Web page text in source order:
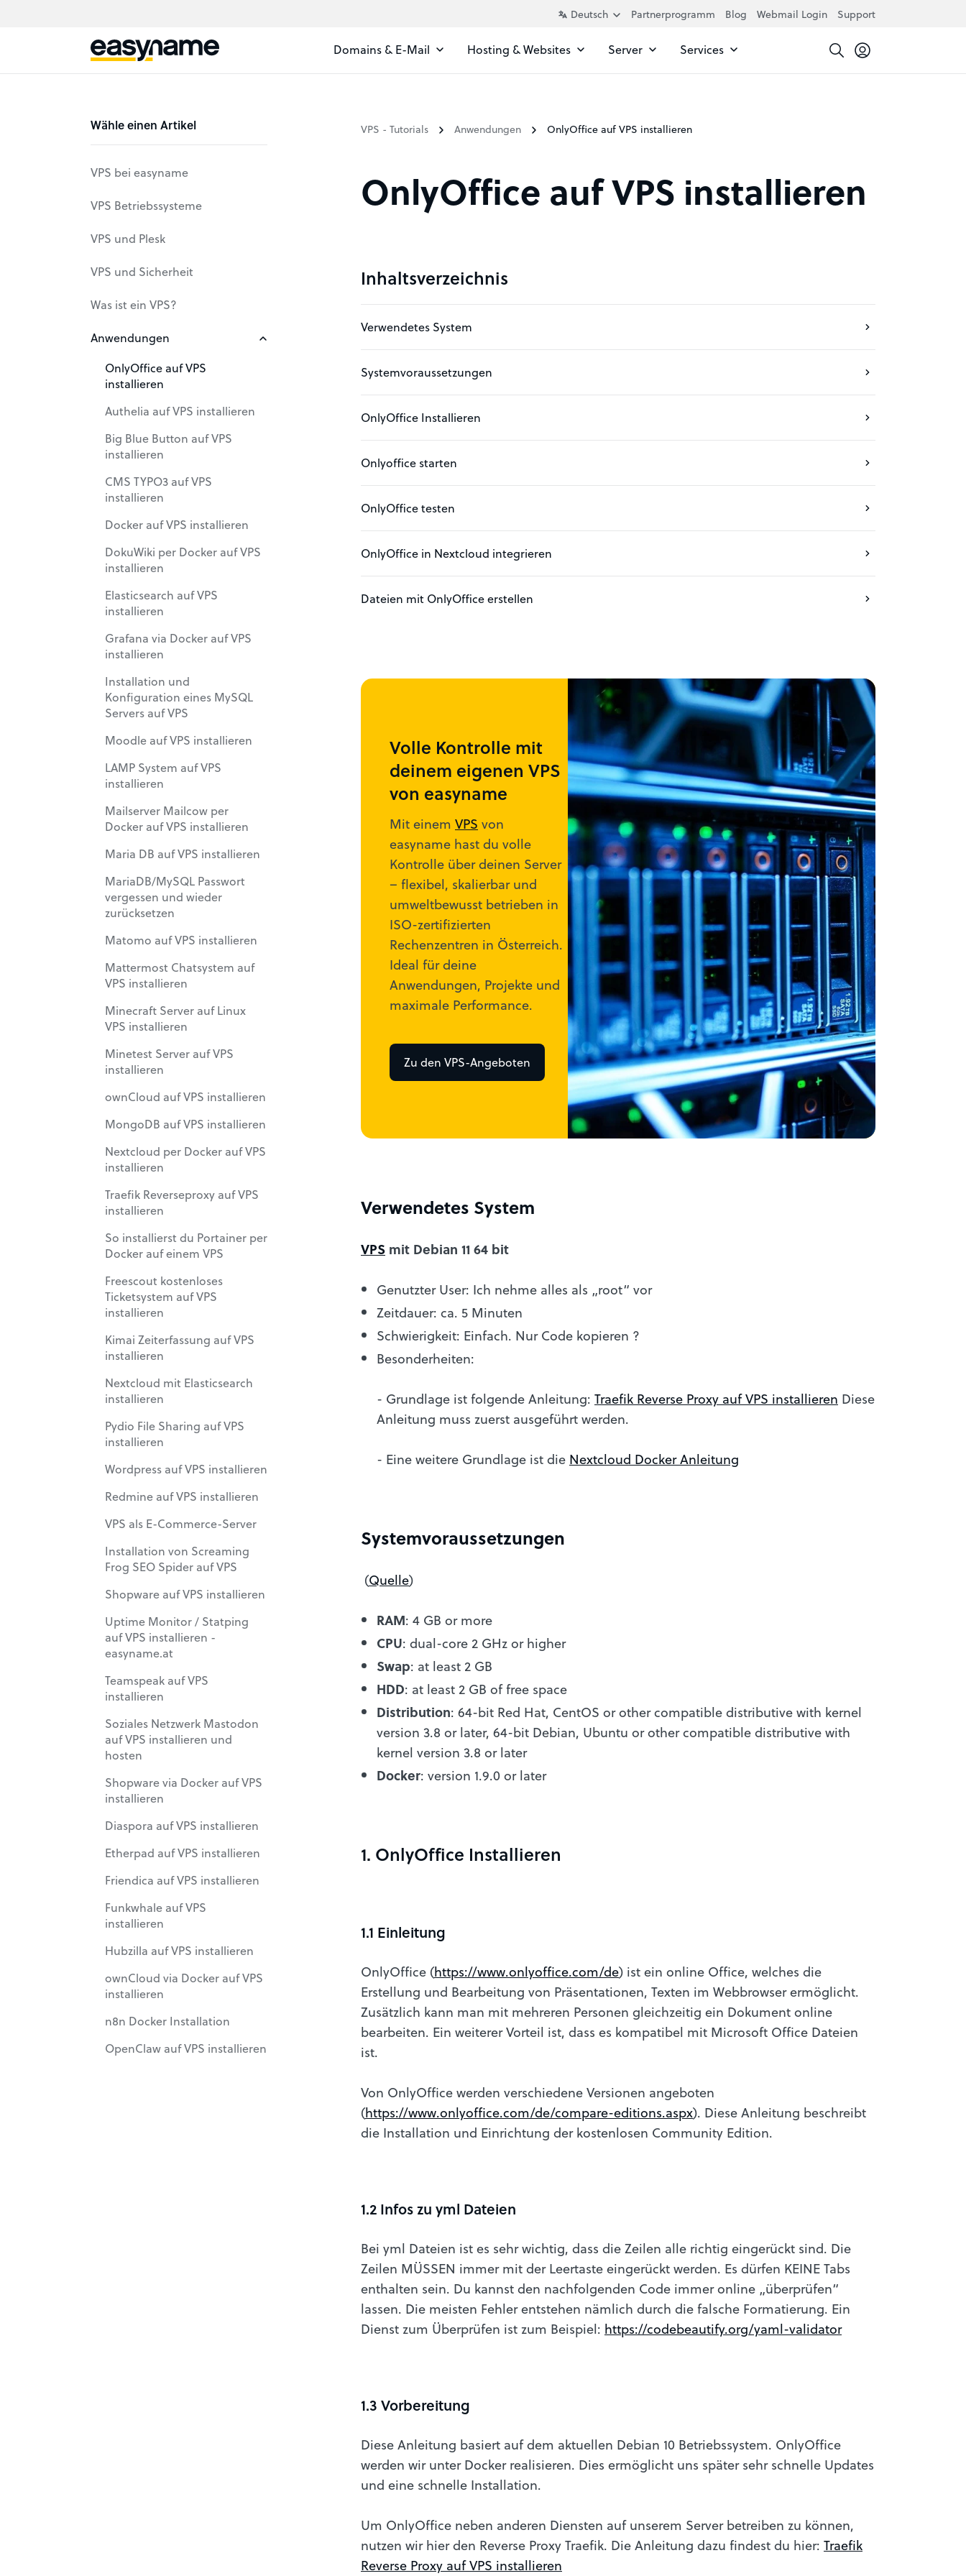
Partnerprogramm Blog Webmail Login Support
Domains & E-Mail Hosting & Websites Server Services
Wähle einen Artikel
VPS bei easyname
Unterschied zwischen VPS
und Webhosting
VPS Betriebssysteme
AlmaLinux auf VPS installieren
installieren
VPS und Plesk
Die ersten Schritte in Plesk
VPS
VPS und Sicherheit
VPS: automatisierte Backups
VPS hosted in Österreich
VPS und DSGVO - Brauche
ich eine
Auftragsdatenverarbeitung?
VPS und Backups
Was ist ein VPS?
VPS Linux
VPS vergleichen
Unterschied zwischen VPS
und Dedicated Server
Unterschied zwischen VPS
und Managed VPS
Was ist ein Managed VPS?
Anwendungen
OnlyOffice auf VPS
installieren
Authelia auf VPS installieren
Big Blue Button auf VPS
installieren
CMS TYPO3 auf VPS
installieren
Docker auf VPS installieren
DokuWiki per Docker auf VPS
installieren
Elasticsearch auf VPS
installieren
Grafana via Docker auf VPS
installieren
Installation und
Konfiguration eines MySQL
Servers auf VPS
Moodle auf VPS installieren
LAMP System auf VPS
installieren
Mailserver Mailcow per
Docker auf VPS installieren
Maria DB auf VPS installieren
MariaDB/MySQL Passwort
vergessen und wieder
zurücksetzen
Matomo auf VPS installieren
Mattermost Chatsystem auf
VPS installieren
Minecraft Server auf Linux
VPS installieren
Minetest Server auf VPS
installieren
ownCloud auf VPS installieren
MongoDB auf VPS installieren
Nextcloud per Docker auf VPS
installieren
Traefik Reverseproxy auf VPS
installieren
So installierst du Portainer per
Docker auf einem VPS
Freescout kostenloses
Ticketsystem auf VPS
installieren
Kimai Zeiterfassung auf VPS
installieren
Nextcloud mit Elasticsearch
installieren
Pydio File Sharing auf VPS
installieren
Wordpress auf VPS installieren
Redmine auf VPS installieren
VPS als E-Commerce-Server
Installation von Screaming
Frog SEO Spider auf VPS
Shopware auf VPS installieren
Uptime Monitor / Statping
auf VPS installieren -
easyname.at
Teamspeak auf VPS
installieren
Soziales Netzwerk Mastodon
auf VPS installieren und
hosten
Shopware via Docker auf VPS
installieren
Diaspora auf VPS installieren
Etherpad auf VPS installieren
Friendica auf VPS installieren
Funkwhale auf VPS
installieren
Hubzilla auf VPS installieren
ownCloud via Docker auf VPS
installieren
n8n Docker Installation
OpenClaw auf VPS installieren
VPS - Tutorials Anwendungen OnlyOffice auf VPS installieren
OnlyOffice auf VPS installieren
Inhaltsverzeichnis
Verwendetes System
Systemvoraussetzungen
OnlyOffice Installieren
Onlyoffice starten
OnlyOffice testen
OnlyOffice in Nextcloud integrieren
Dateien mit OnlyOffice erstellen
Volle Kontrolle mit
deinem eigenen VPS
von easyname
Mit einem VPS von
easyname hast du volle
Kontrolle über deinen Server
– flexibel, skalierbar und
umweltbewusst betrieben in
ISO-zertifizierten
Rechenzentren in Österreich.
Ideal für deine
Anwendungen, Projekte und
maximale Performance.
Zu den VPS-Angeboten
Verwendetes System
VPS mit Debian 11 64 bit
Genutzter User: Ich nehme alles als „root“ vor
Zeitdauer: ca. 5 Minuten
Schwierigkeit: Einfach. Nur Code kopieren ?
Besonderheiten:
- Grundlage ist folgende Anleitung: Traefik Reverse Proxy auf VPS installieren Diese
Anleitung muss zuerst ausgeführt werden.
- Eine weitere Grundlage ist die Nextcloud Docker Anleitung
Systemvoraussetzungen
(Quelle)
RAM: 4 GB or more
CPU: dual-core 2 GHz or higher
Swap: at least 2 GB
HDD: at least 2 GB of free space
Distribution: 64-bit Red Hat, CentOS or other compatible distributive with kernel
version 3.8 or later, 64-bit Debian, Ubuntu or other compatible distributive with
kernel version 3.8 or later
Docker: version 1.9.0 or later
1. OnlyOffice Installieren
1.1 Einleitung
OnlyOffice (https://www.onlyoffice.com/de) ist ein online Office, welches die
Erstellung und Bearbeitung von Präsentationen, Texten im Webbrowser ermöglicht.
Zusätzlich kann man mit mehreren Personen gleichzeitig ein Dokument online
bearbeiten. Ein weiterer Vorteil ist, dass es kompatibel mit Microsoft Office Dateien
ist.
Von OnlyOffice werden verschiedene Versionen angeboten
(https://www.onlyoffice.com/de/compare-editions.aspx). Diese Anleitung beschreibt
die Installation und Einrichtung der kostenlosen Community Edition.
1.2 Infos zu yml Dateien
Bei yml Dateien ist es sehr wichtig, dass die Zeilen alle richtig eingerückt sind. Die
Zeilen MÜSSEN immer mit der Leertaste eingerückt werden. Es dürfen KEINE Tabs
enthalten sein. Du kannst den nachfolgenden Code immer online „überprüfen“
lassen. Die meisten Fehler entstehen nämlich durch die falsche Formatierung. Ein
Dienst zum Überprüfen ist zum Beispiel: https://codebeautify.org/yaml-validator
1.3 Vorbereitung
Diese Anleitung basiert auf dem aktuellen Debian 10 Betriebssystem. OnlyOffice
werden wir unter Docker realisieren. Dies ermöglicht uns später sehr schnelle Updates
und eine schnelle Installation.
Um OnlyOffice neben anderen Diensten auf unserem Server betreiben zu können,
nutzen wir hier den Reverse Proxy Traefik. Die Anleitung dazu findest du hier: Traefik
Reverse Proxy auf VPS installieren